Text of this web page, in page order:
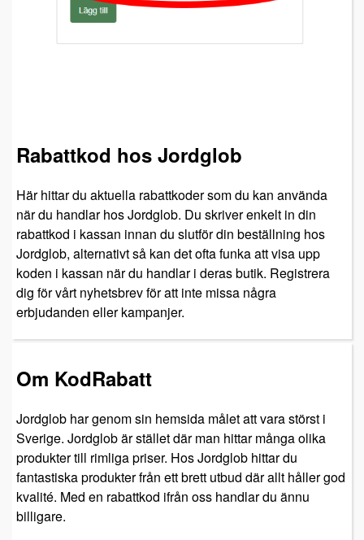
Rabattkod hos Jordglob
Här hittar du aktuella rabattkoder som du kan använda
när du handlar hos Jordglob. Du skriver enkelt in din
rabattkod i kassan innan du slutför din beställning hos
Jordglob, alternativt så kan det ofta funka att visa upp
koden i kassan när du handlar i deras butik. Registrera
dig för vårt nyhetsbrev för att inte missa några
erbjudanden eller kampanjer.
Om KodRabatt
Jordglob har genom sin hemsida målet att vara störst i
Sverige. Jordglob är stället där man hittar många olika
produkter till rimliga priser. Hos Jordglob hittar du
fantastiska produkter från ett brett utbud där allt håller god
kvalité. Med en rabattkod ifrån oss handlar du ännu
billigare.